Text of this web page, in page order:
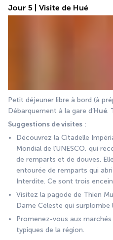
Jour 5 | Visite de Hué
Petit déjeuner libre à bord (à
Débarquement à la gare d’Hué.
Suggestions de visites :
Découvrez la Citadelle
Mondial de l’UNESCO, qui
de remparts et de douves.
entourée de remparts qui
Interdite. Ce sont trois
Visitez la pagode de Thien
Dame Céleste qui surplombe
Promenez-vous aux
typiques de la région.